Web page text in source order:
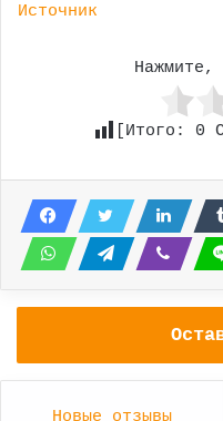
Источник
Нажмите,
[Итого: 0
Новые отзывы